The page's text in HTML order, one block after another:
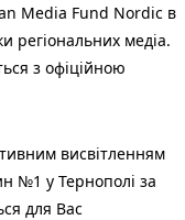
Media Fund Nordic в
регіональних медіа.
з офіційною
висвітленням
№1 у Тернополі за
для Вас